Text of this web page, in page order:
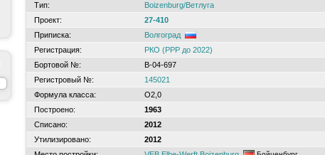
Тип:
Boizenburg/Ветлуга
Проект:
27-410
Приписка:
Волгоград
Регистрация:
РКО (РРР до 2022)
Бортовой №:
В-04-697
Регистровый №:
145021
Формула класса:
О2,0
Построено:
1963
Списано:
2012
Утилизировано:
2012